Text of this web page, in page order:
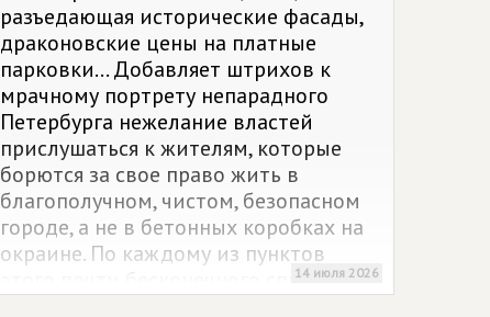
разъедающая исторические фасады,
драконовские цены на платные
парковки... Добавляет штрихов к
мрачному портрету непарадного
Петербурга нежелание властей
прислушаться к жителям, которые
борются за свое право жить в
благополучном, чистом, безопасном
городе, а не в бетонных коробках на
окраине. По каждому из пунк­тов
этого почти бесконечного списка14 июля 2026